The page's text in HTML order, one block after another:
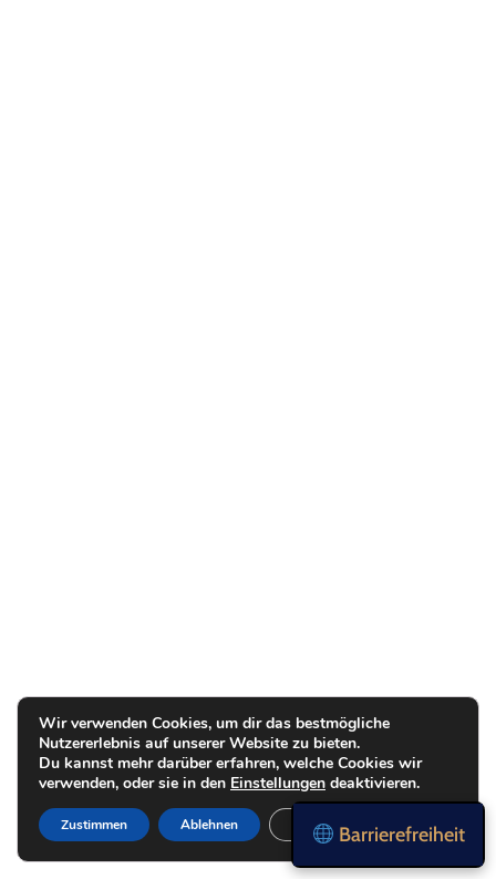
Barrierefreiheit
Wir verwenden Cookies, um dir das bestmögliche
Nutzererlebnis auf unserer Website zu bieten.
Du kannst mehr darüber erfahren, welche Cookies wir
verwenden, oder sie in den Einstellungen deaktivieren.
Zustimmen Ablehnen Einstellungen